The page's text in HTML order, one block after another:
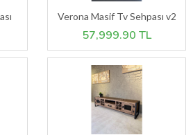
Verona Masif Tv Sehpası v2
57,999.90 TL